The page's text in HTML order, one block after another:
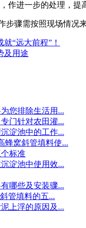
作进一步的处理，提
步骤需按照现场情况
“远大前程”！
及用途
您排除生活用...
门针对农田灌...
淀池中的工作...
蜂窝斜管填料使...
标准
淀池中使用效...
哪些及安装骤...
管填料的五...
上浮的原因及...